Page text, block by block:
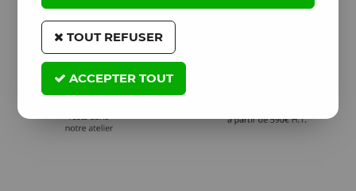
TOUT REFUSER
ACCEPTER TOUT